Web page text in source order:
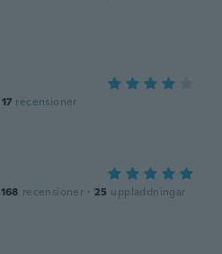
17 recensioner
168 recensioner · 25 uppladdningar